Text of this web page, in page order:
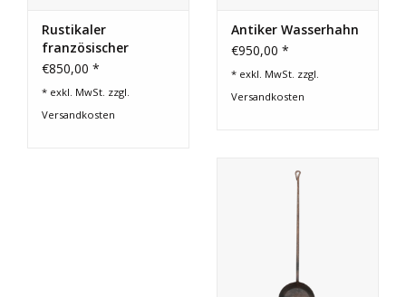
Rustikaler
französischer
Kalksteintrog
€850,00 *
* exkl. MwSt. zzgl.
Versandkosten
Antiker Wasserhahn
€950,00 *
* exkl. MwSt. zzgl.
Versandkosten